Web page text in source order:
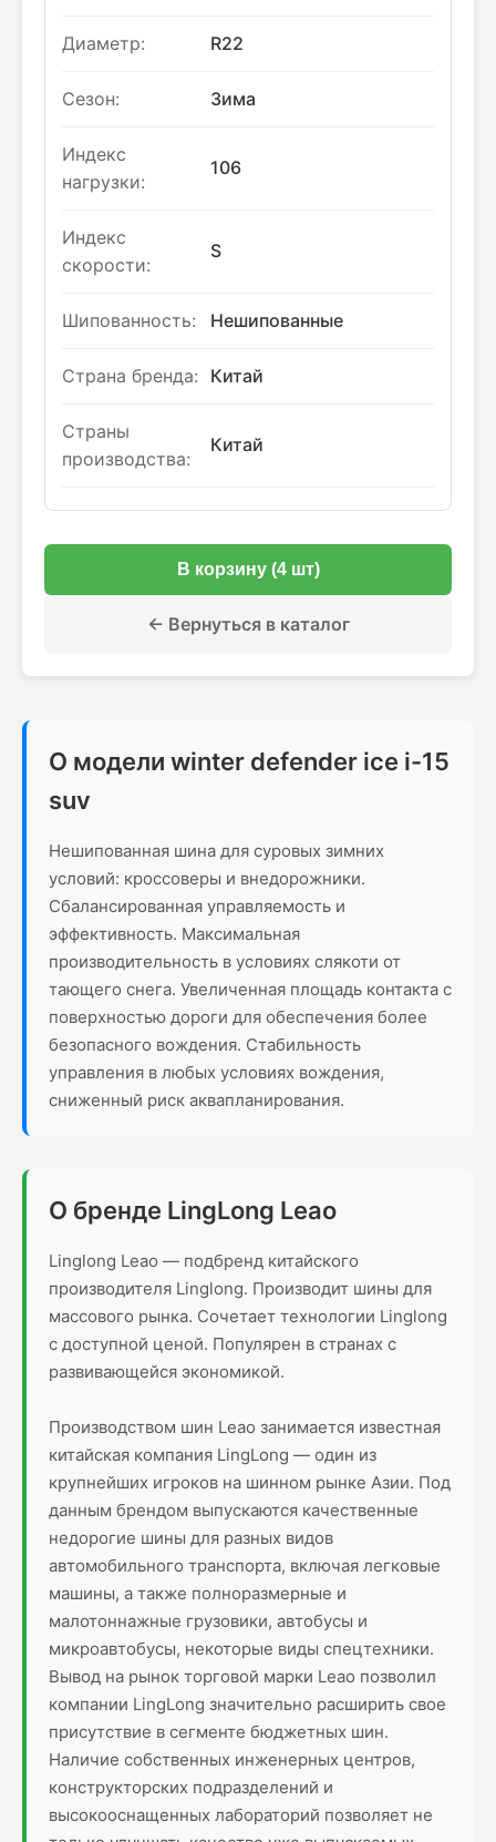
Диаметр: R22
Сезон: Зима
Индекс
нагрузки:
106
Индекс
скорости:
S
Шипованность: Нешипованные
Страна бренда: Китай
Страны
производства:
Китай
В корзину (4 шт)
← Вернуться в каталог
О модели winter defender ice i-15
suv
Нешипованная шина для суровых зимних
условий: кроссоверы и внедорожники.
Сбалансированная управляемость и
эффективность. Максимальная
производительность в условиях слякоти от
тающего снега. Увеличенная площадь контакта с
поверхностью дороги для обеспечения более
безопасного вождения. Стабильность
управления в любых условиях вождения,
сниженный риск аквапланирования.
О бренде LingLong Leao
Linglong Leao — подбренд китайского
производителя Linglong. Производит шины для
массового рынка. Сочетает технологии Linglong
с доступной ценой. Популярен в странах с
развивающейся экономикой.
Производством шин Leao занимается известная
китайская компания LingLong — один из
крупнейших игроков на шинном рынке Азии. Под
данным брендом выпускаются качественные
недорогие шины для разных видов
автомобильного транспорта, включая легковые
машины, а также полноразмерные и
малотоннажные грузовики, автобусы и
микроавтобусы, некоторые виды спецтехники.
Вывод на рынок торговой марки Leao позволил
компании LingLong значительно расширить свое
присутствие в сегменте бюджетных шин.
Наличие собственных инженерных центров,
конструкторских подразделений и
высокооснащенных лабораторий позволяет не